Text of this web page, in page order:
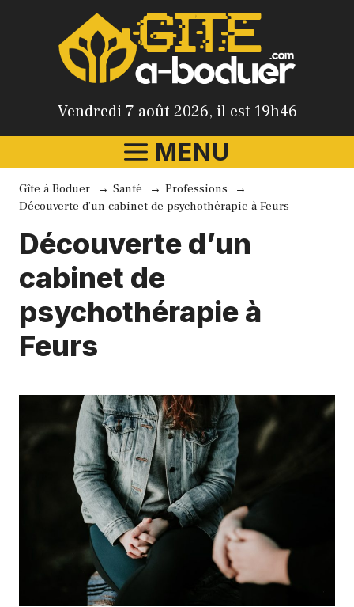
Vendredi 7 août 2026, il est 19h46
MENU
Gîte à Boduer Santé
Professions
Découverte d’un cabinet de psychothérapie à Feurs
Découverte d’un
cabinet de
psychothérapie à
Feurs